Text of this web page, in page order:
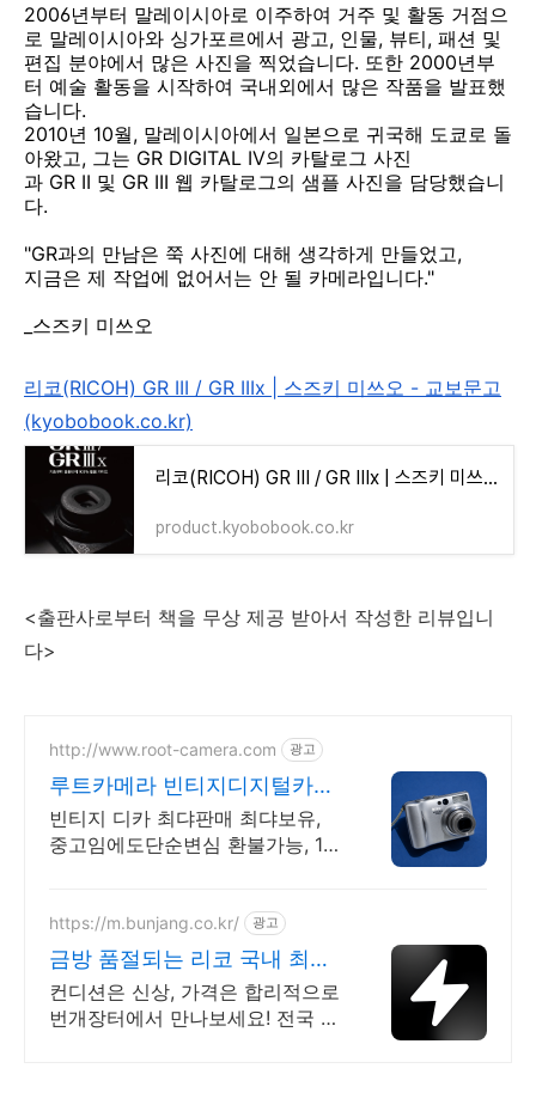
2006년부터 말레이시아로 이주하여 거주 및 활동 거점으
로 말레이시아와 싱가포르에서 광고, 인물, 뷰티, 패션 및
편집 분야에서 많은 사진을 찍었습니다. 또한 2000년부
터 예술 활동을 시작하여 국내외에서 많은 작품을 발표했
습니다.
2010년 10월, 말레이시아에서 일본으로 귀국해 도쿄로 돌
아왔고, 그는 GR DIGITAL IV의 카탈로그 사진
과 GR II 및 GR III 웹 카탈로그의 샘플 사진을 담당했습니
다.
"GR과의 만남은 쭉 사진에 대해 생각하게 만들었고,
지금은 제 작업에 없어서는 안 될 카메라입니다."
_스즈키 미쓰오
리코(RICOH) GR III / GR IIIx | 스즈키 미쓰오 - 교보문고
(kyobobook.co.kr)
리코(RICOH) GR III / GR IIIx | 스즈키 미쓰오 - 교보문고
product.kyobobook.co.kr
<출판사로부터 책을 무상 제공 받아서 작성한 리뷰입니
다>
http://www.root-camera.com 광고
루트카메라 빈티지디지털카메
라 빈티지 디카 디지털카메라
빈티지 디카 최댜판매 최댜보유,
중고임에도단순변심 환불가능, 1개
https://m.bunjang.co.kr/ 광고
금방 품절되는 리코 국내 최대
브랜드 중고거래
컨디션은 신상, 가격은 합리적으로
번개장터에서 만나보세요! 전국 각